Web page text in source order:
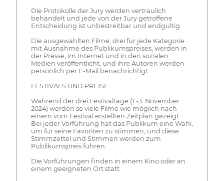
Die Protokolle der Jury werden vertraulich
behandelt und jede von der Jury getroffene
Entscheidung ist unbestreitbar und endgültig.
Die ausgewählten Filme, drei für jede Kategorie
mit Ausnahme des Publikumspreises, werden in
der Presse, im Internet und in den sozialen
Medien veröffentlicht, und ihre Autoren werden
persönlich per E-Mail benachrichtigt.
FESTIVALS UND PREISE
Während der drei Festivaltage (1.-3. November
2024) werden so viele Filme wie möglich nach
einem vom Festival erstellten Zeitplan gezeigt.
Bei jeder Vorführung hat das Publikum eine Wahl,
um für seine Favoriten zu stimmen, und diese
Stimmzettel und Stimmen werden zum
Publikumspreis führen.
Die Vorführungen finden in einem Kino oder an
einem geeigneten Ort statt.